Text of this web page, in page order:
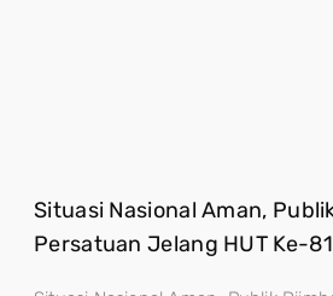
Situasi Nasional Aman,
Persatuan Jelang HUT Ke-